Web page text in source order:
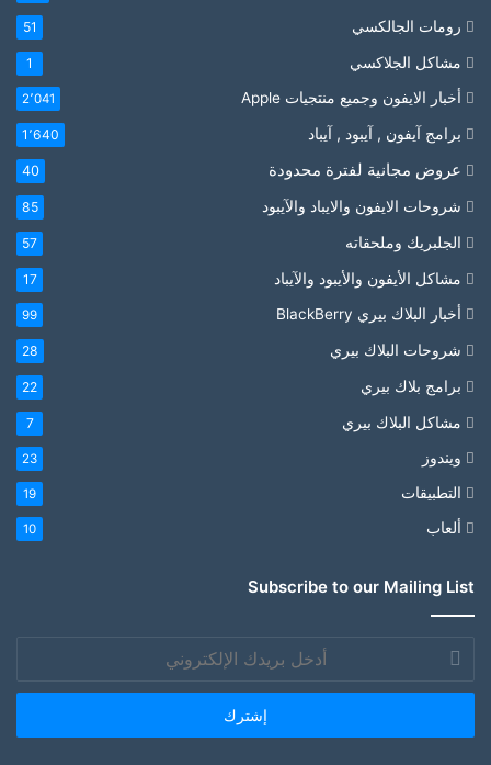
رومات الجالكسي 51
مشاكل الجلاكسي 1
أخبار الايفون وجميع منتجيات Apple 2٬041
برامج آيفون , آيبود , آيباد 1٬640
عروض مجانية لفترة محدودة 40
شروحات الايفون والايباد والآيبود 85
الجلبريك وملحقاته 57
مشاكل الأيفون والأيبود والآيباد 17
أخبار البلاك بيري BlackBerry 99
شروحات البلاك بيري 28
برامج بلاك بيري 22
مشاكل البلاك بيري 7
ويندوز 23
التطبيقات 19
ألعاب 10
Subscribe to our Mailing List
بريدك
الإلكتروني